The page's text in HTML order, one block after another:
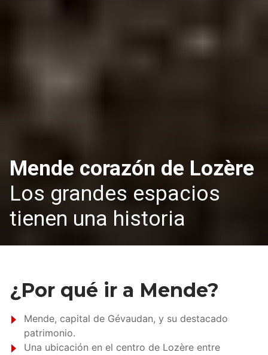
Mende corazón de Lozère
Los grandes espacios
tienen una historia
¿Por qué ir a Mende?
Mende, capital de Gévaudan, y su destacado
patrimonio.
Una ubicación en el centro de Lozère entre